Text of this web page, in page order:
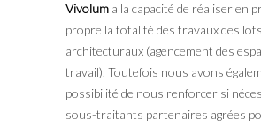
Vivolum a la capacité de réaliser en
propre la totalité des travaux des lots
architecturaux (agencement des
travail). Toutefois nous avons
possibilité de nous renforcer si
sous-traitants partenaires agrées